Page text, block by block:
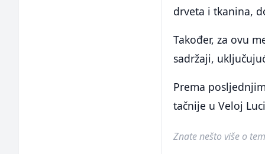
drveta i tkanina,
Također, za ovu
sadržaji,
Prema
tačnije u Veloj
Znate nešto više o